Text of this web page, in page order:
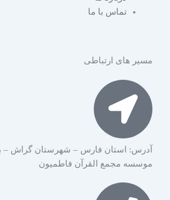
m
تماس با ما
مسیر های ارتباطی
آدرس: استان فارس – شهرستان گراش –
موسسه مجمع القرآن فاطمیون